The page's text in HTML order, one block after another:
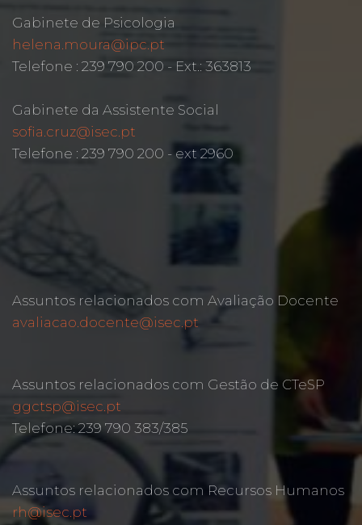
Gabinete de Psicologia
helena.moura@ipc.pt
Telefone : 239 790 200 - Ext.: 363813
Gabinete da Assistente Social
sofia.cruz@isec.pt
Telefone : 239 790 200 - ext 2960
Assuntos relacionados com Avaliação Docente
avaliacao.docente@isec.pt
Assuntos relacionados com Gestão de CTeSP
ggctsp@isec.pt
Telefone: 239 790 383/385
Assuntos relacionados com Recursos Humanos
rh@isec.pt